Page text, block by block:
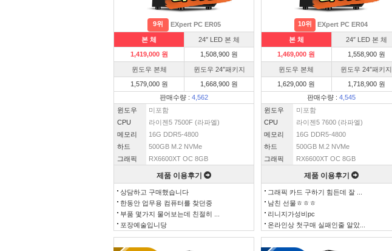
9위 EXpert PC ER05
본 체
24″ LED 본 체
1,419,000 원
1,508,900 원
윈도우 본체
윈도우 24″패키지
1,579,000 원
1,668,900 원
판매수량 : 4,562
윈도우
미포함
CPU
라이젠5 7500F (라파엘)
메모리
16G DDR5-4800
하드
500GB M.2 NVMe
그래픽
RX6600XT OC 8GB
제품 이용후기
상담하고 구매했습니다
한동안 업무용 컴퓨터를 찾던중
부품 몇가지 물어보는데 친절히 ...
포장예술입니당
10위 EXpert PC ER04
본 체
24″ LED 본 체
1,469,000 원
1,558,900 원
윈도우 본체
윈도우 24″패키지
1,629,000 원
1,718,900 원
판매수량 : 4,545
윈도우
미포함
CPU
라이젠5 7600 (라파엘)
메모리
16G DDR5-4800
하드
500GB M.2 NVMe
그래픽
RX6600XT OC 8GB
제품 이용후기
그래픽 카드 구하기 힘든데 잘 ...
남친 선물ㅎㅎㅎ
리니지가성비pc
온라인상 첫구매 실패인줄 알았...